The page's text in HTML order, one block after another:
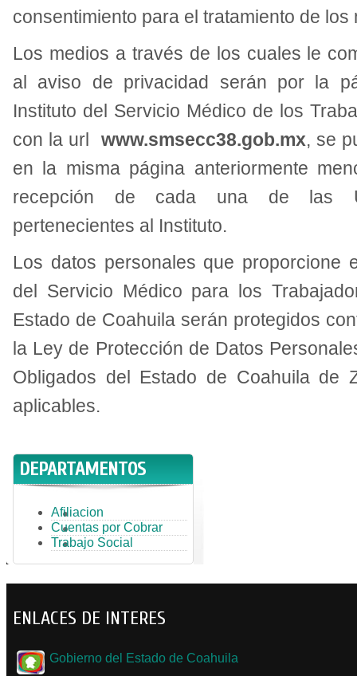
consentimiento para el tratamiento de los
Los medios a través de los cuales le
al aviso de privacidad serán por la
Instituto del Servicio Médico de los
con la url
www.smsecc38.gob.mx, se
en la misma página anteriormente
recepción de cada una de las
pertenecientes al Instituto.
Los datos personales que proporcione
del Servicio Médico para los
Estado de Coahuila serán protegidos
la Ley de Protección de Datos
Obligados del Estado de Coahuila de
aplicables.
DEPARTAMENTOS
Afiliacion
Cuentas por Cobrar
Trabajo Social
ENLACES DE INTERES
Gobierno del Estado de Coahuila